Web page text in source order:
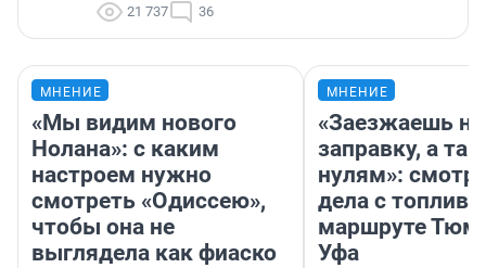
21 737 36
МНЕНИЕ
«Мы видим нового
Нолана»: с каким
настроем нужно
смотреть «Одиссею»,
чтобы она не
выглядела как фиаско
МНЕНИЕ
«Заезжаешь на
заправку, а
нулям»:
дела с
маршруте
Уфа